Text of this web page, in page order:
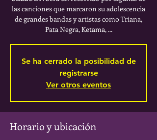
las canciones que marcaron su adolescencia
de grandes bandas y artistas como Triana,
Pata Negra, Ketama, ...
Se ha cerrado la posibilidad de
registrarse
Ver otros eventos
Horario y ubicación